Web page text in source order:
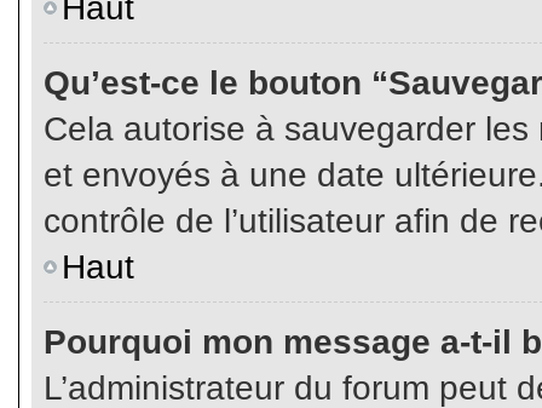
Qu’est-ce le bouton
Cela autorise à sauvegarder
et envoyés à une date
contrôle de l’utilisateur afin de
Haut
Pourquoi mon message a-t-il
L’administrateur du forum peut